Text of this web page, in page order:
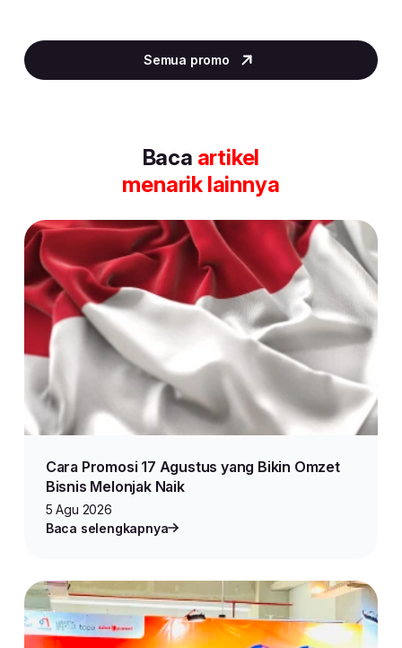
2
of
Semua promo
Baca artikel
menarik lainnya
Cara Promosi 17 Agustus yang Bikin Omzet
Bisnis Melonjak Naik
5 Agu 2026
Baca selengkapnya